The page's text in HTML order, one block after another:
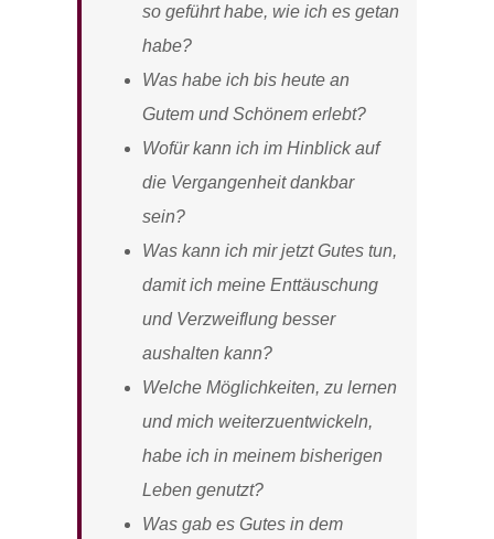
so geführt habe, wie ich es getan
habe?
Was habe ich bis heute an
Gutem und Schönem erlebt?
Wofür kann ich im Hinblick auf
die Vergangenheit dankbar
sein?
Was kann ich mir jetzt Gutes tun,
damit ich meine Enttäuschung
und Verzweiflung besser
aushalten kann?
Welche Möglichkeiten, zu lernen
und mich weiterzuentwickeln,
habe ich in meinem bisherigen
Leben genutzt?
Was gab es Gutes in dem